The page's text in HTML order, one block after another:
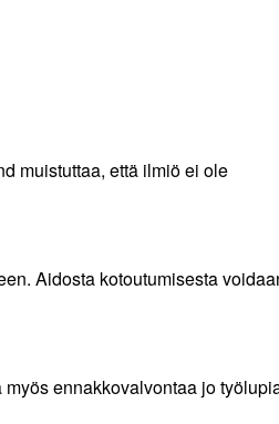
muistuttaa, että ilmiö ei ole
Aidosta kotoutumisesta
ennakkovalvontaa jo